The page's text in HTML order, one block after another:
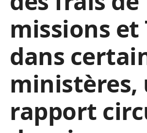
missions et
dans
ministères,
rapport